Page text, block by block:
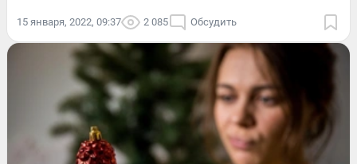
15 января, 2022, 09:37 2 085 Обсудить